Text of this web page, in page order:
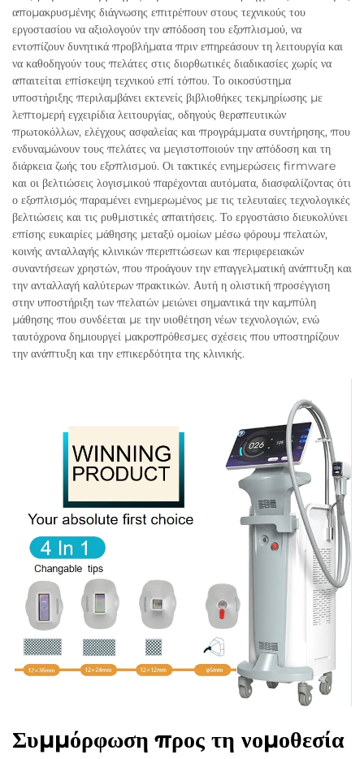
απομακρυσμένης διάγνωσης επιτρέπουν στους τεχνικούς του
εργοστασίου να αξιολογούν την απόδοση του εξοπλισμού, να
εντοπίζουν δυνητικά προβλήματα πριν επηρεάσουν τη λειτουργία και
να καθοδηγούν τους πελάτες στις διορθωτικές διαδικασίες χωρίς να
απαιτείται επίσκεψη τεχνικού επί τόπου. Το οικοσύστημα
υποστήριξης περιλαμβάνει εκτενείς βιβλιοθήκες τεκμηρίωσης με
λεπτομερή εγχειρίδια λειτουργίας, οδηγούς θεραπευτικών
πρωτοκόλλων, ελέγχους ασφαλείας και προγράμματα συντήρησης, που
ενδυναμώνουν τους πελάτες να μεγιστοποιούν την απόδοση και τη
διάρκεια ζωής του εξοπλισμού. Οι τακτικές ενημερώσεις firmware
και οι βελτιώσεις λογισμικού παρέχονται αυτόματα, διασφαλίζοντας ότι
ο εξοπλισμός παραμένει ενημερωμένος με τις τελευταίες τεχνολογικές
βελτιώσεις και τις ρυθμιστικές απαιτήσεις. Το εργοστάσιο διευκολύνει
επίσης ευκαιρίες μάθησης μεταξύ ομοίων μέσω φόρουμ πελατών,
κοινής ανταλλαγής κλινικών περιπτώσεων και περιφερειακών
συναντήσεων χρηστών, που προάγουν την επαγγελματική ανάπτυξη και
την ανταλλαγή καλύτερων πρακτικών. Αυτή η ολιστική προσέγγιση
στην υποστήριξη των πελατών μειώνει σημαντικά την καμπύλη
μάθησης που συνδέεται με την υιοθέτηση νέων τεχνολογιών, ενώ
ταυτόχρονα δημιουργεί μακροπρόθεσμες σχέσεις που υποστηρίζουν
την ανάπτυξη και την επικερδότητα της κλινικής.
Συμμόρφωση προς τη νομοθεσία